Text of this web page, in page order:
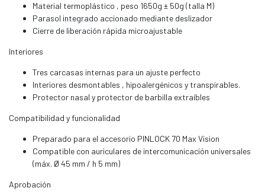
Material termoplástico , peso 1650g ± 50g (talla M)
Parasol integrado accionado mediante deslizador
Cierre de liberación rápida microajustable
Interiores
Tres carcasas internas para un ajuste perfecto
Interiores desmontables , hipoalergénicos y transpirables.
Protector nasal y protector de barbilla extraíbles
Compatibilidad y funcionalidad
Preparado para el accesorio PINLOCK 70 Max Vision
Compatible con auriculares de intercomunicación universales
(máx. Ø 45 mm / h 5 mm)
Aprobación